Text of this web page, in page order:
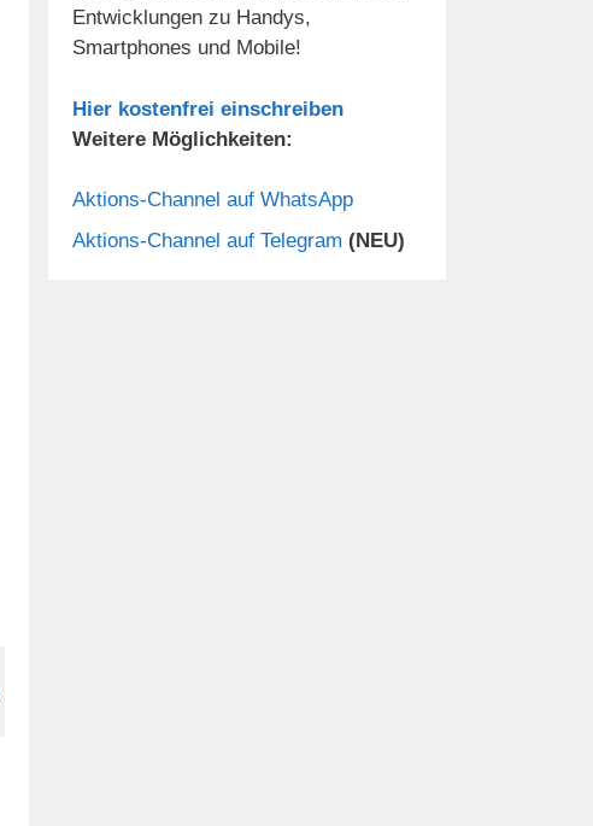
Entwicklungen zu Handys,
Smartphones und Mobile!
Hier kostenfrei einschreiben
Weitere Möglichkeiten:
Aktions-Channel auf WhatsApp
Aktions-Channel auf Telegram (NEU)